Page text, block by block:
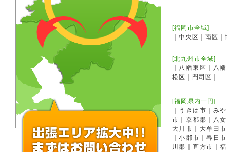
[福岡市全域]
｜中央区｜南区
[北九州市全域]
｜八幡東区｜八
松区｜門司区｜
[福岡県内一円]
｜うきは市｜み
市｜京都郡｜八
大川市｜大牟田
｜小郡市｜春日
川郡｜直方市｜